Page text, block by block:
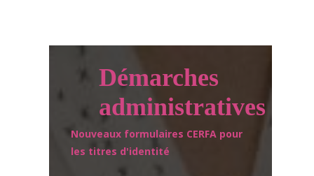
Démarches
administratives
Nouveaux formulaires CERFA pour
les titres d'identité